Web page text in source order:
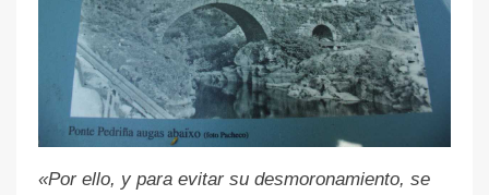
«Por ello, y para evitar su desmoronamiento, se